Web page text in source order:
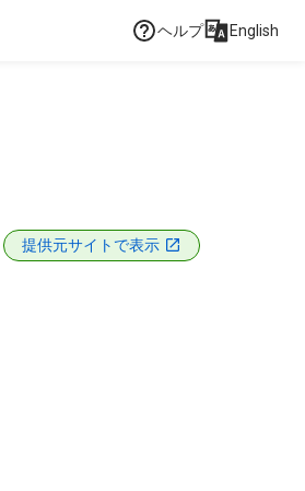
ヘルプ English
提供元サイトで表示